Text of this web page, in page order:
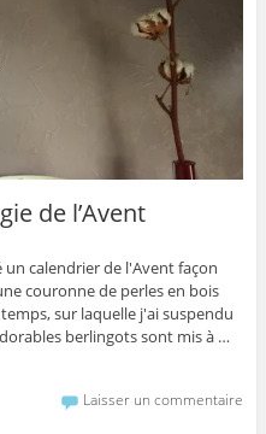
de l’Avent
un calendrier de l'Avent façon
couronne de perles en bois
sur laquelle j'ai suspendu
berlingots sont mis à …
Laisser un commentaire